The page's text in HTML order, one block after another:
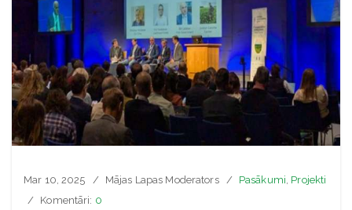
Mar 10, 2025 Mājas Lapas Moderators Pasākumi Projekti
Komentāri: 0